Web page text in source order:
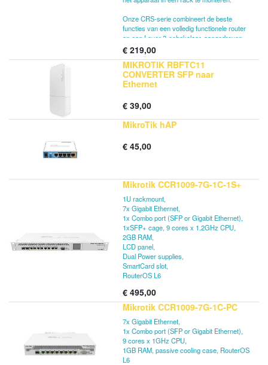
Onze CRS-serie combineert de beste
functies van een volledig functionele router
en een Layer 3-schakelaar, aangedreven
door de bekende RouterOS. Alle specifieke
Switch-configuratieopties zijn beschikbaar
in een speciaal Switch-menu, maar als u
wilt, kunnen poorten uit de
switchconfiguratie worden verwijderd en
€ 219,00
MIKROTIK RBFTC11
CONVERTER SFP naar
Ethernet
€ 39,00
MikroTik hAP
€ 45,00
Mikrotik CCR1009-7G-1C-1S+
1U rackmount,
7x Gigabit Ethernet,
1x Combo port (SFP or Gigabit Ethernet),
1xSFP+ cage, 9 cores x 1.2GHz CPU,
2GB RAM,
LCD panel,
Dual Power supplies,
SmartCard slot,
RouterOS L6
€ 495,00
Mikrotik CCR1009-7G-1C-PC
7x Gigabit Ethernet,
1x Combo port (SFP or Gigabit Ethernet),
9 cores x 1GHz CPU,
1GB RAM, passive cooling case, RouterOS
L6